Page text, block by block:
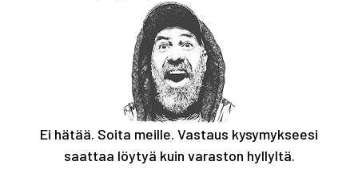
Ei hätää. Soita meille. Vastaus kysymykseesi
saattaa löytyä kuin varaston hyllyltä.